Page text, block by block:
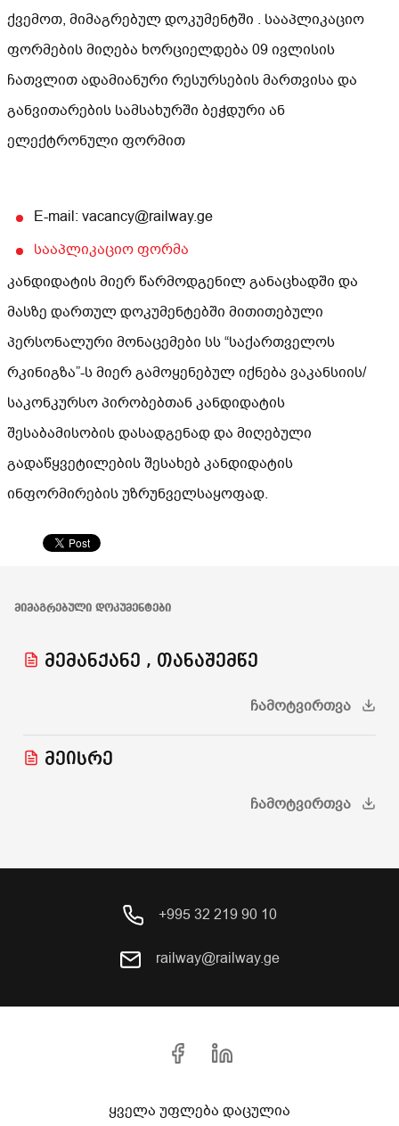
ქვემოთ, მიმაგრებულ დოკუმენტში . სააპლიკაციო
ფორმების მიღება ხორციელდება 09 ივლისის
ჩათვლით ადამიანური რესურსების მართვისა და
განვითარების სამსახურში ბეჭდური ან
ელექტრონული ფორმით
E-mail: vacancy@railway.ge
სააპლიკაციო ფორმა
კანდიდატის მიერ წარმოდგენილ განაცხადში და
მასზე დართულ დოკუმენტებში მითითებული
პერსონალური მონაცემები სს “საქართველოს
რკინიგზა”-ს მიერ გამოყენებულ იქნება ვაკანსიის/
საკონკურსო პირობებთან კანდიდატის
შესაბამისობის დასადგენად და მიღებული
გადაწყვეტილების შესახებ კანდიდატის
ინფორმირების უზრუნველსაყოფად.
ᲛᲘᲛᲐᲒᲠᲔᲑᲣᲚᲘ ᲓᲝᲙᲣᲛᲔᲜᲢᲔᲑᲘ
მემანქანე , თანაშემწე
ᲩᲐᲛᲝᲢᲕᲘᲠᲗᲕᲐ
მეისრე
ᲩᲐᲛᲝᲢᲕᲘᲠᲗᲕᲐ
+995 32 219 90 10
railway@railway.ge
ყველა უფლება დაცულია